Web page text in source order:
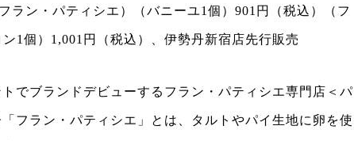
ラン・パティシエ）（バニーユ1個）901円（税込）（フ
1個）1,001円（税込）、伊勢丹新宿店先行販売
でブランドデビューするフラン・パティシエ専門店＜パ
フラン・パティシエ」とは、タルトやパイ生地に卵を使